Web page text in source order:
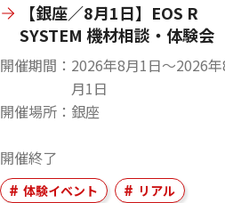
【銀座／8月1日】EOS R
SYSTEM 機材相談・体験会
開催期間
2026年8月1日〜2026
月1日
開催場所
銀座
開催終了
体験イベント
リアル